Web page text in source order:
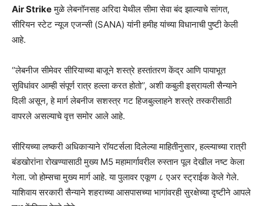
Air Strikeमुळे लेबनॉनसह अरिदा येथील सीमा सेवा बंद झाल्याचे सांगत,
सीरियन स्टेट न्यूज एजन्सी (SANA) यांनी हमीह यांच्या विधानाची पुष्टी केली
आहे.
‘’लेबनीज सीमेवर सीरियाच्या बाजूने शस्त्रे हस्तांतरण केंद्र आणि पायाभूत
सुविधांवर आम्ही संपूर्ण रात्र हल्ला करत होतो’’, अशी कबुली इस्रायली सैन्याने
दिली असून, हे मार्ग लेबनीज सशस्त्र गट हिजबुल्लाहने शस्त्रे तस्करीसाठी
वापरले असल्याचे वृत्त समोर आले आहे.
सीरियच्या लष्करी अधिकाऱ्याने रॉयटर्सला दिलेल्या माहितीनुसार, हल्ल्याच्या रात्री
बंडखोरांना रोखण्यासाठी मुख्य M5 महामार्गावरील रुस्तान पूल देखील नष्ट केला
गेला. जो होम्सचा मुख्य मार्ग आहे. या पुलावर एकूण ८ एअर स्ट्राईक केले गेले.
याशिवाय सरकारी सैन्याने शहराच्या आसपासच्या भागांवरही सुरक्षेच्या दृष्टीने आपले